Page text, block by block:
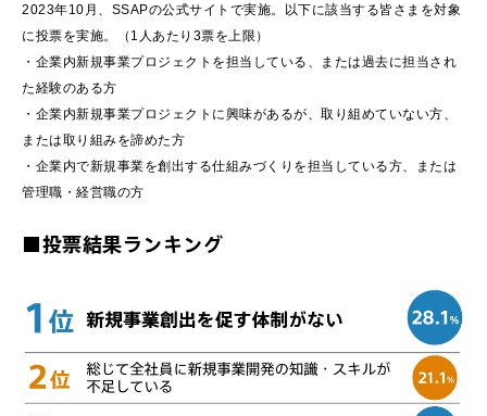
2023年10月、SSAPの公式サイトで実施。以下に該当する皆さまを対象
に投票を実施。（1人あたり3票を上限）
・企業内新規事業プロジェクトを担当している、または過去に担当され
た経験のある方
・企業内新規事業プロジェクトに興味があるが、取り組めていない方、
または取り組みを諦めた方
・企業内で新規事業を創出する仕組みづくりを担当している方、または
管理職・経営職の方
■投票結果ランキング